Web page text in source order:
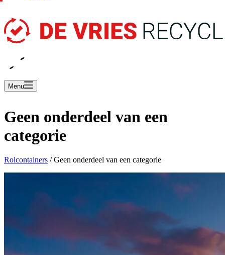
Menu
Geen onderdeel van een
categorie
Rolcontainers /Geen onderdeel van een categorie